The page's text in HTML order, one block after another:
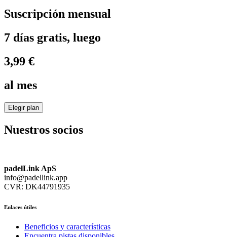
Suscripción mensual
7 días gratis, luego
3,99 €
al mes
Elegir plan
Nuestros socios
padelLink ApS
info@padellink.app
CVR: DK44791935
Enlaces útiles
Beneficios y características